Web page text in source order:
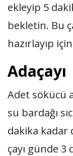
ekleyip 5
bekletin. Bu
hazırlayıp
Adaçayı
Adet sökücü
su bardağı
dakika kadar
çayı günde 3